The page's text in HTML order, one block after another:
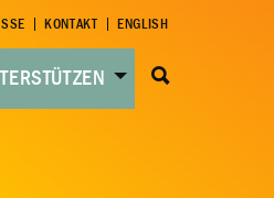
KONTAKT ENGLISH